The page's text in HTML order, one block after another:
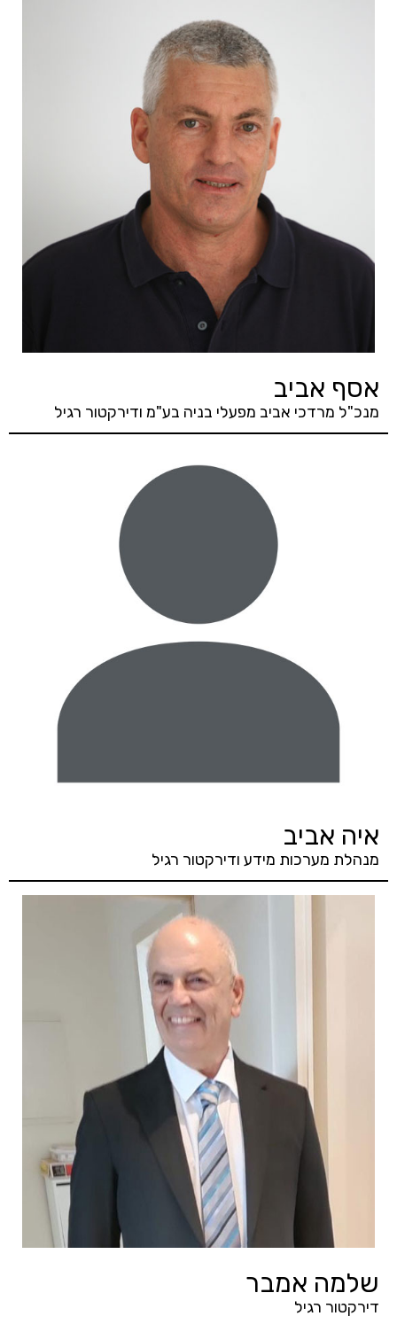
אסף אביב
מנכ"ל מרדכי אביב מפעלי בניה בע"מ ודירקטור רגיל
איה אביב
מנהלת מערכות מידע ודירקטור רגיל
שלמה אמבר
דירקטור רגיל